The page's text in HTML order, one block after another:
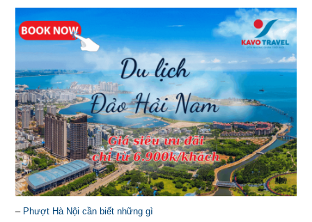
– Phượt Hà Nội cần biết những gì